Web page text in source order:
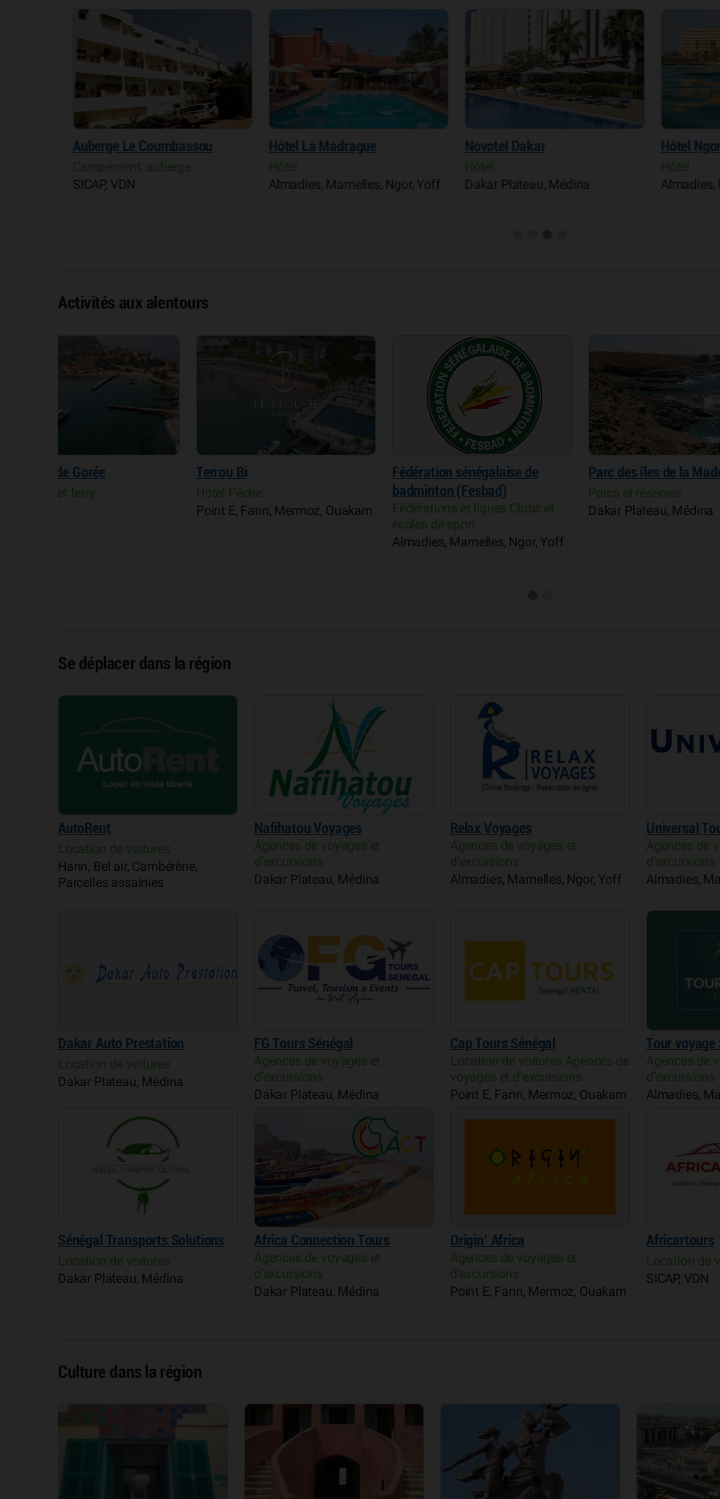
Auberge Le Coumbassou
Campement, auberge
SICAP, VDN
Hôtel La Madrague
Hôtel
Almadies, Mamelles, Ngor, Yoff
Novotel Dakar
Hôtel
Dakar Plateau, Médina
Hôtel Ngor
Hôtel
Almadies,
Activités aux alentours
Terrou Bi
Hôtel Pêche
Point E, Fann, Mermoz, Ouakam
Fédération sénégalaise de
badminton (Fesbad)
Fédérations et ligues Clubs et
Almadies, Mamelles, Ngor, Yoff
Parc des îles de la Madeleine
Parcs et réserves
Dakar Plateau, Médina
Parc
Hann
Parcs et
Se déplacer dans la région
AutoRent
Location de voitures
Hann, Bel air, Cambérène,
Parcelles assainies
Nafihatou Voyages
Agences de voyages et
d’excursions
Dakar Plateau, Médina
Relax Voyages
Agences de voyages et
d’excursions
Almadies, Mamelles, Ngor, Yoff
Universal
Agences de
d’excursions
Almadies,
Dakar Auto Prestation
Location de voitures
Dakar Plateau, Médina
FG Tours Sénégal
Agences de voyages et
d’excursions
Dakar Plateau, Médina
Cap Tours Sénégal
Location de voitures Agences de
voyages et d’excursions
Point E, Fann, Mermoz, Ouakam
Tour voyage
Agences de
d’excursions
Almadies,
Sénégal Transports Solutions
Location de voitures
Dakar Plateau, Médina
Africa Connection Tours
Agences de voyages et
d’excursions
Dakar Plateau, Médina
Origin’ Africa
Agences de voyages et
d’excursions
Point E, Fann, Mermoz, Ouakam
Africartours
Location de
SICAP, VDN
Culture dans la région